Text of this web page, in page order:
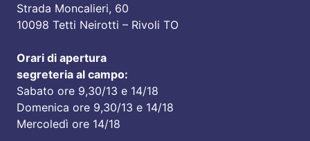
Strada Moncalieri, 60
10098 Tetti Neirotti – Rivoli TO
Orari di apertura
segreteria al campo:
Sabato ore 9,30/13 e 14/18
Domenica ore 9,30/13 e 14/18
Mercoledì ore 14/18